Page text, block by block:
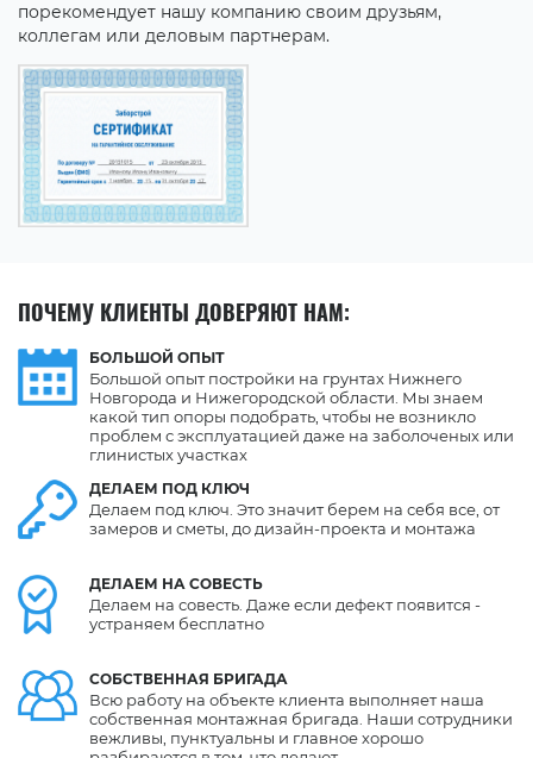
порекомендует нашу компанию своим друзьям,
коллегам или деловым партнерам.
ПОЧЕМУ КЛИЕНТЫ ДОВЕРЯЮТ НАМ:
БОЛЬШОЙ ОПЫТ
ДЕЛАЕМ ПОД КЛЮЧ
ДЕЛАЕМ НА СОВЕСТЬ
СОБСТВЕННАЯ БРИГАДА
Большой опыт постройки на грунтах Нижнего
Новгорода и Нижегородской области. Мы знаем
какой тип опоры подобрать, чтобы не возникло
проблем с эксплуатацией даже на заболоченых или
глинистых участках
Делаем под ключ. Это значит берем на себя все, от
замеров и сметы, до дизайн-проекта и монтажа
Делаем на совесть. Даже если дефект появится -
устраняем бесплатно
Всю работу на объекте клиента выполняет наша
собственная монтажная бригада. Наши сотрудники
вежливы, пунктуальны и главное хорошо